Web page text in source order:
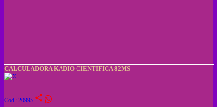
CALCULADORA KADIO CIENTIFICA 82MS
Cod : 20995 share